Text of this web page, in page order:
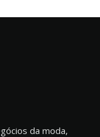
da moda,